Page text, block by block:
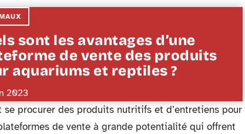
sont les avantages d’une
de vente des produits
aquariums et reptiles ?
2023
se procurer des produits nutritifs et d’entretiens pour
de vente à grande potentialité qui offrent